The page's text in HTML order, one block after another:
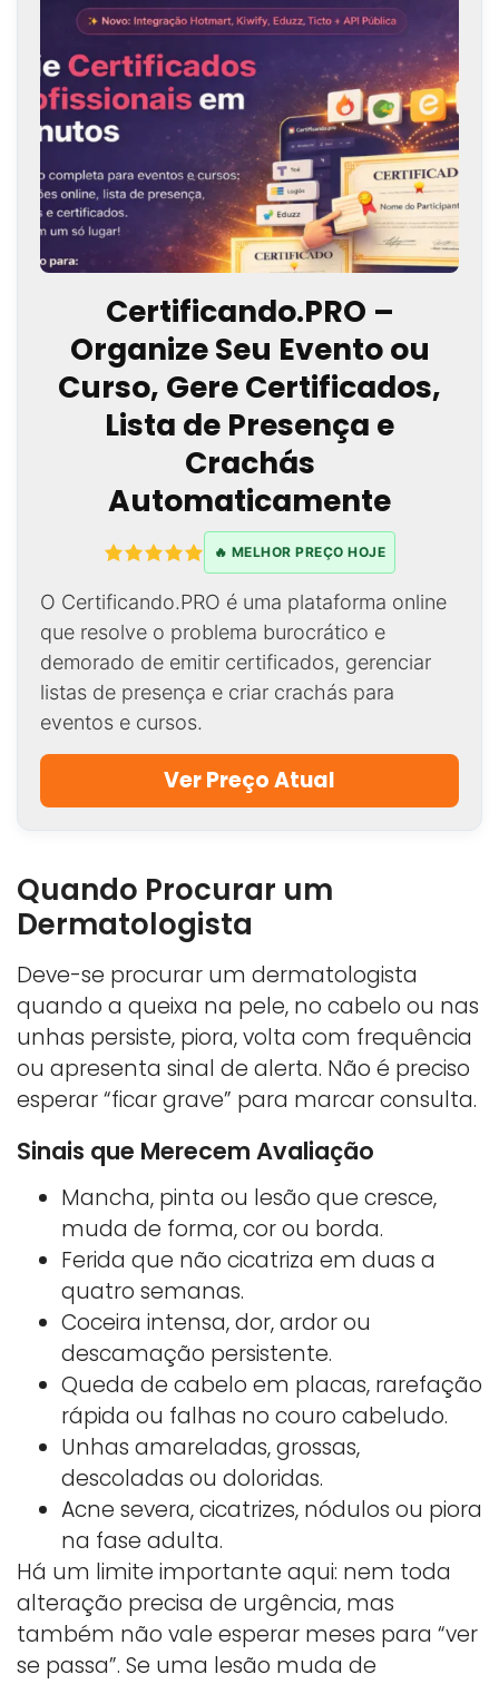
Certificando.PRO –
Organize Seu Evento ou
Curso, Gere Certificados,
Lista de Presença e
Crachás
Automaticamente
🔥 MELHOR PREÇO HOJE
O Certificando.PRO é uma plataforma online
que resolve o problema burocrático e
demorado de emitir certificados, gerenciar
listas de presença e criar crachás para
eventos e cursos.
Ver Preço Atual
Quando Procurar um
Dermatologista
Deve-se procurar um dermatologista
quando a queixa na pele, no cabelo ou nas
unhas persiste, piora, volta com frequência
ou apresenta sinal de alerta. Não é preciso
esperar “ficar grave” para marcar consulta.
Sinais que Merecem Avaliação
Mancha, pinta ou lesão que cresce,
muda de forma, cor ou borda.
Ferida que não cicatriza em duas a
quatro semanas.
Coceira intensa, dor, ardor ou
descamação persistente.
Queda de cabelo em placas, rarefação
rápida ou falhas no couro cabeludo.
Unhas amareladas, grossas,
descoladas ou doloridas.
Acne severa, cicatrizes, nódulos ou piora
na fase adulta.
Há um limite importante aqui: nem toda
alteração precisa de urgência, mas
também não vale esperar meses para “ver
se passa”. Se uma lesão muda de